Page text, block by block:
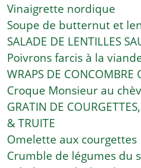
Vinaigrette nordique
Soupe de butternut et
SALADE DE LENTILLES
Poivrons farcis à la
WRAPS DE CONCOMBRE
Croque Monsieur au
GRATIN DE
& TRUITE
Omelette aux courgettes
Crumble de légumes du